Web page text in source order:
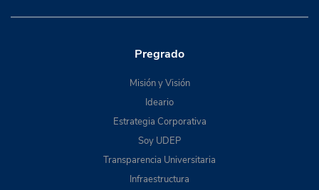
Pregrado
Misión y Visión
Ideario
Estrategia Corporativa
Soy UDEP
Transparencia Universitaria
Infraestructura